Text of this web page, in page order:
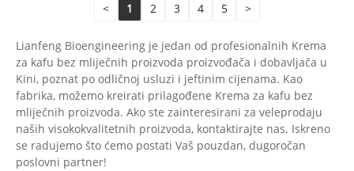
< 1 2 3 4 5 >
Lianfeng Bioengineering je jedan od profesionalnih Krema
za kafu bez mliječnih proizvoda proizvođača i dobavljača u
Kini, poznat po odličnoj usluzi i jeftinim cijenama. Kao
fabrika, možemo kreirati prilagođene Krema za kafu bez
mliječnih proizvoda. Ako ste zainteresirani za veleprodaju
naših visokokvalitetnih proizvoda, kontaktirajte nas. Iskreno
se radujemo što ćemo postati Vaš pouzdan, dugoročan
poslovni partner!